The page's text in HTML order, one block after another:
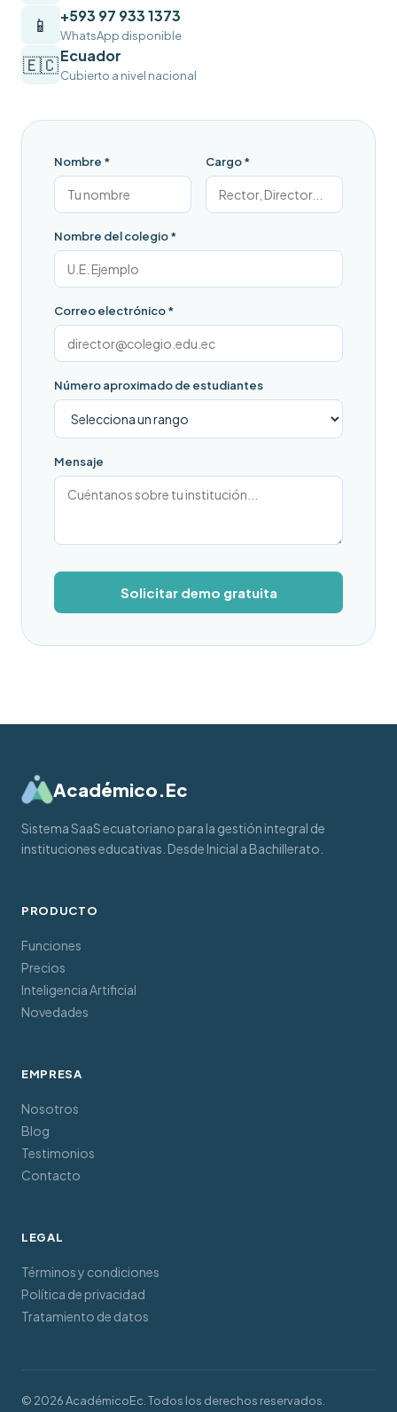
📱 +593 97 933 1373
WhatsApp disponible
🇪🇨Ecuador
Cubierto a nivel nacional
Nombre * Cargo *
Nombre del colegio *
Correo electrónico *
Número aproximado de estudiantes
Mensaje
Solicitar demo gratuita
Académico.Ec
Sistema SaaS ecuatoriano para la gestión integral de
instituciones educativas. Desde Inicial a Bachillerato.
PRODUCTO
Funciones
Precios
Inteligencia Artificial
Novedades
EMPRESA
Nosotros
Blog
Testimonios
Contacto
LEGAL
Términos y condiciones
Política de privacidad
Tratamiento de datos
© 2026 AcadémicoEc. Todos los derechos reservados.